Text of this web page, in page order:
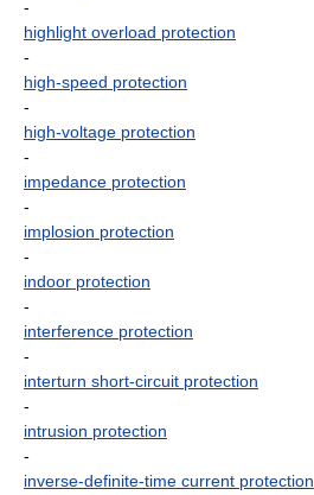
-
highlight overload protection
-
high-speed protection
-
high-voltage protection
-
impedance protection
-
implosion protection
-
indoor protection
-
interference protection
-
interturn short-circuit protection
-
intrusion protection
-
inverse-definite-time current protection